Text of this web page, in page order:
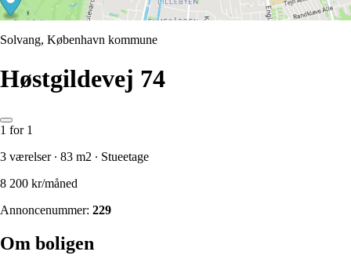
Solvang, København kommune
Høstgildevej 74
1 for 1
3 værelser ∙ 83 m2 ∙ Stueetage
8 200 kr/måned
Annoncenummer: 229
Om boligen